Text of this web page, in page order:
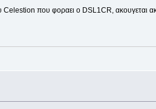
που φοραει ο DSL1CR, ακουγεται